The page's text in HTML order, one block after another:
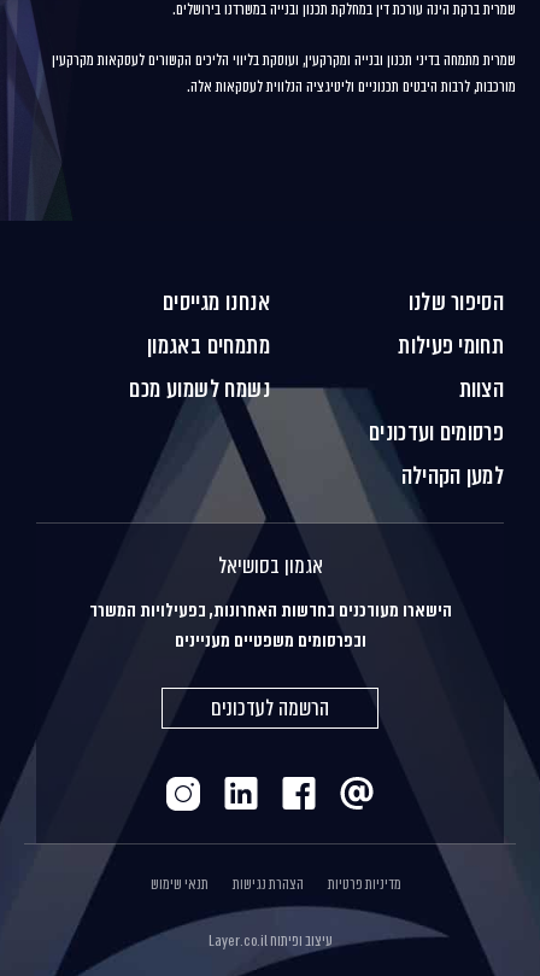
שמרית ברקת הינה עורכת דין במחלקת תכנון ובנייה במשרדנו בירושלים.
שמרית מתמחה בדיני תכנון ובנייה ומקרקעין, ועוסקת בליווי הליכים הקשורים לעסקאות מקרקעין
מורכבות, לרבות היבטים תכנוניים וליטיגציה הנלווית לעסקאות אלה.
הסיפור שלנו
תחומי פעילות
הצוות
פרסומים ועדכונים
למען הקהילה
אנחנו מגייסים
מתמחים באגמון
נשמח לשמוע מכם
אגמון בסושיאל
הישארו מעודכנים בחדשות האחרונות, בפעילויות המשרד
ובפרסומים משפטיים מעניינים
הרשמה לעדכונים
מדיניות פרטיות הצהרת נגישות תנאי שימוש
עיצוב ופיתוחLayer.co.il